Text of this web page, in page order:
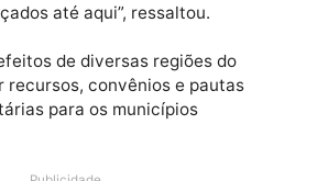
parlamentares durante o
agradecer a bancada federal,
e ao coordenador da
os prefeitos e atenderam nossa
pauta extensa conectada ao
e estamos muito felizes